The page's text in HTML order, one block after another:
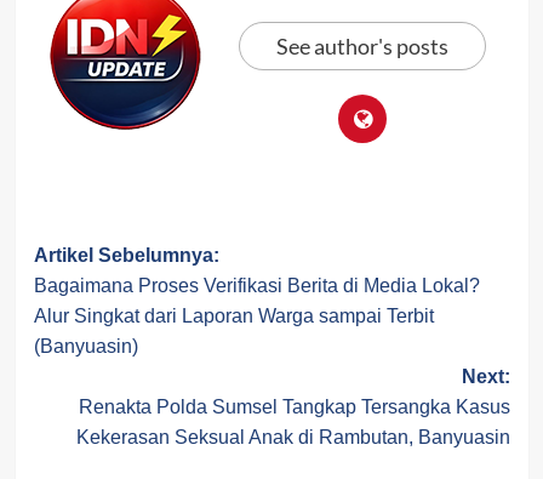
See author's posts
Post
navigation
Artikel Sebelumnya:
Bagaimana Proses Verifikasi Berita di Media Lokal?
Alur Singkat dari Laporan Warga sampai Terbit
(Banyuasin)
Next:
Renakta Polda Sumsel Tangkap Tersangka Kasus
Kekerasan Seksual Anak di Rambutan, Banyuasin